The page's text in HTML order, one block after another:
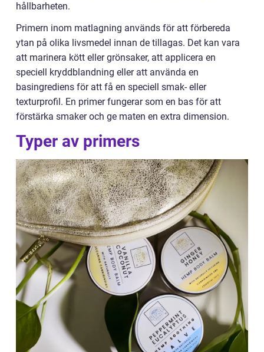
hållbarheten.
Primern inom matlagning används för att förbereda
ytan på olika livsmedel innan de tillagas. Det kan vara
att marinera kött eller grönsaker, att applicera en
speciell kryddblandning eller att använda en
basingrediens för att få en speciell smak- eller
texturprofil. En primer fungerar som en bas för att
förstärka smaker och ge maten en extra dimension.
Typer av primers